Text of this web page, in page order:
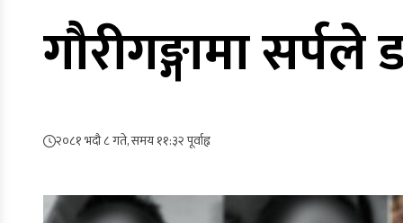
गौरीगङ्गामा
२०८१ भदौ ८ गते, समय ११:३२ पूर्वाह्न